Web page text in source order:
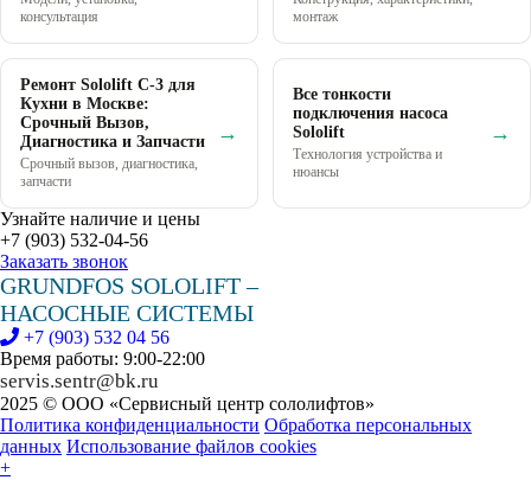
консультация
монтаж
Ремонт Sololift C-3 для
Кухни в Москве:
Срочный Вызов,
Диагностика и Запчасти
Срочный вызов, диагностика,
запчасти
→
Все тонкости
подключения насоса
Sololift
Технология устройства и
нюансы
→
Узнайте наличие и цены
+7 (903) 532-04-56
Заказать звонок
GRUNDFOS SOLOLIFT –
НАСОСНЫЕ СИСТЕМЫ
+7 (903) 532 04 56
Время работы: 9:00-22:00
servis.sentr@bk.ru
2025 © ООО «Сервисный центр сололифтов»
Политика конфиденциальности Обработка персональных
данных Использование файлов cookies
+